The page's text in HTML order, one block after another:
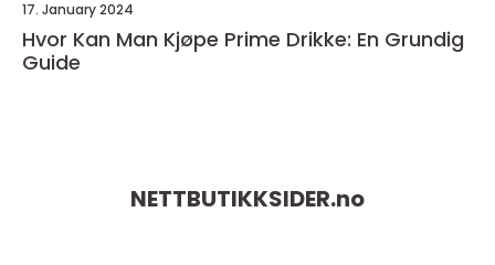
17. January 2024
Hvor Kan Man Kjøpe Prime Drikke: En Grundig
Guide
NETTBUTIKKSIDER.no